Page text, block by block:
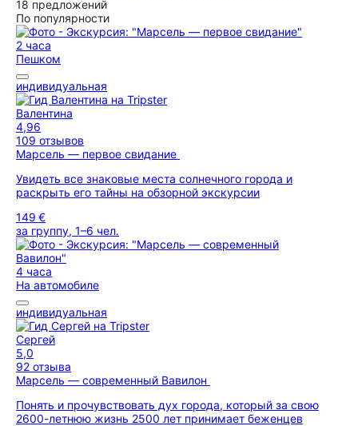
18 предложений
По популярности
2 часа
Пешком
индивидуальная
Валентина
4,96
109 отзывов
Марсель — первое свидание
Увидеть все знаковые места солнечного города и
раскрыть его тайны на обзорной экскурсии
149 €
за группу, 1–6 чел.
4 часа
На автомобиле
индивидуальная
Сергей
5,0
92 отзыва
Марсель — современный Вавилон
Понять и прочувствовать дух города, который за свою
2600-летнюю жизнь 2500 лет принимает беженцев